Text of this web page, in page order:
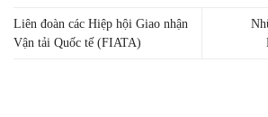
Liên đoàn các Hiệp hội Giao nhận
Vận tải Quốc tế (FIATA)